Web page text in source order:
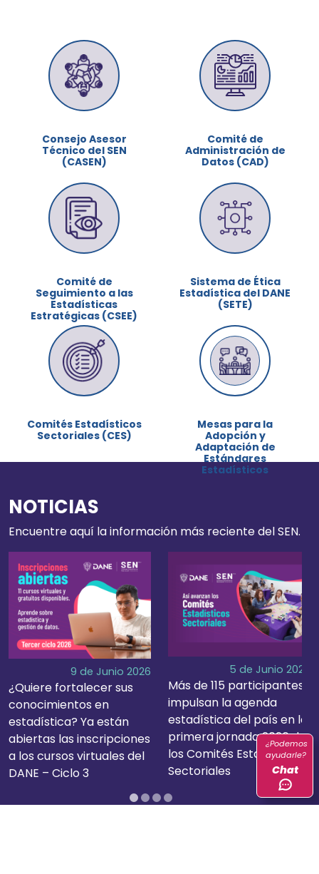
Consejo Asesor
Técnico del SEN
(CASEN)
Comité de
Administración de
Datos (CAD)
Comité de
Seguimiento a las
Estadísticas
Estratégicas (CSEE)
Sistema de Ética
Estadística del DANE
(SETE)
Comités Estadísticos
Sectoriales (CES)
Mesas para la
Adopción y
Adaptación de
Estándares
Estadísticos
NOTICIAS
Encuentre aquí la información más reciente del SEN.
9 de Junio 2026
¿Quiere fortalecer sus
conocimientos en
estadística? Ya están
abiertas las inscripciones
a los cursos virtuales del
DANE – Ciclo 3
5 de Junio 2026
Más de 115 participantes
impulsan la agenda
estadística del país en la
primera jornada 2026 de
los Comités Estadísticos
Sectoriales
¿Podemos
ayudarle?
Chat